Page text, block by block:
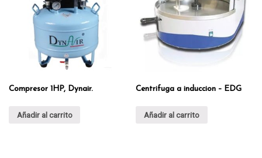
Compresor 1HP, Dynair.
Añadir al carrito
Centrifuga a induccion – EDG
Añadir al carrito